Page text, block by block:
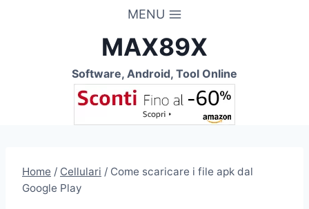
MENU
MAX89X
Software, Android, Tool Online
Home / Cellulari / Come scaricare i file apk dal
Google Play